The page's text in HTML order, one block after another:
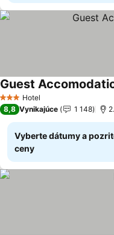
3 Počet hviezdičiek
Hotel
Guest
8,8 Vynikajúce 1 148
Vyberte dátumy a
ceny